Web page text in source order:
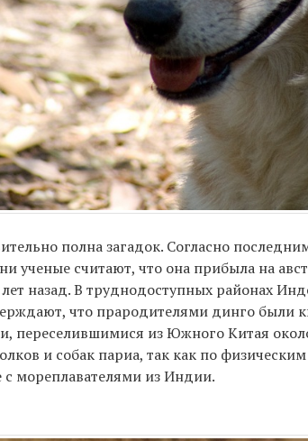
полна загадок. Согласно
ученые считают, что она прибыла на
назад. В труднодоступных районах
что прародителями динго были
переселившимися из Южного Китая
и собак париа, так как по
с мореплавателями из Индии.